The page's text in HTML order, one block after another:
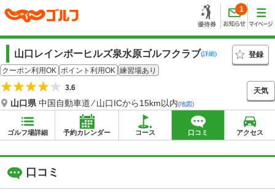
1
山口レインボーヒルズ泉水原ゴルフクラブ(詳細)
登録
クーポン利用OK ポイント利用OK 練習場あり
3.6
山口県 中国自動車道 ⁄ 山口ICから15km以内(地図)
天気
ゴルフ場詳細 予約カレンダー コース 口コミ アクセス
口コミ